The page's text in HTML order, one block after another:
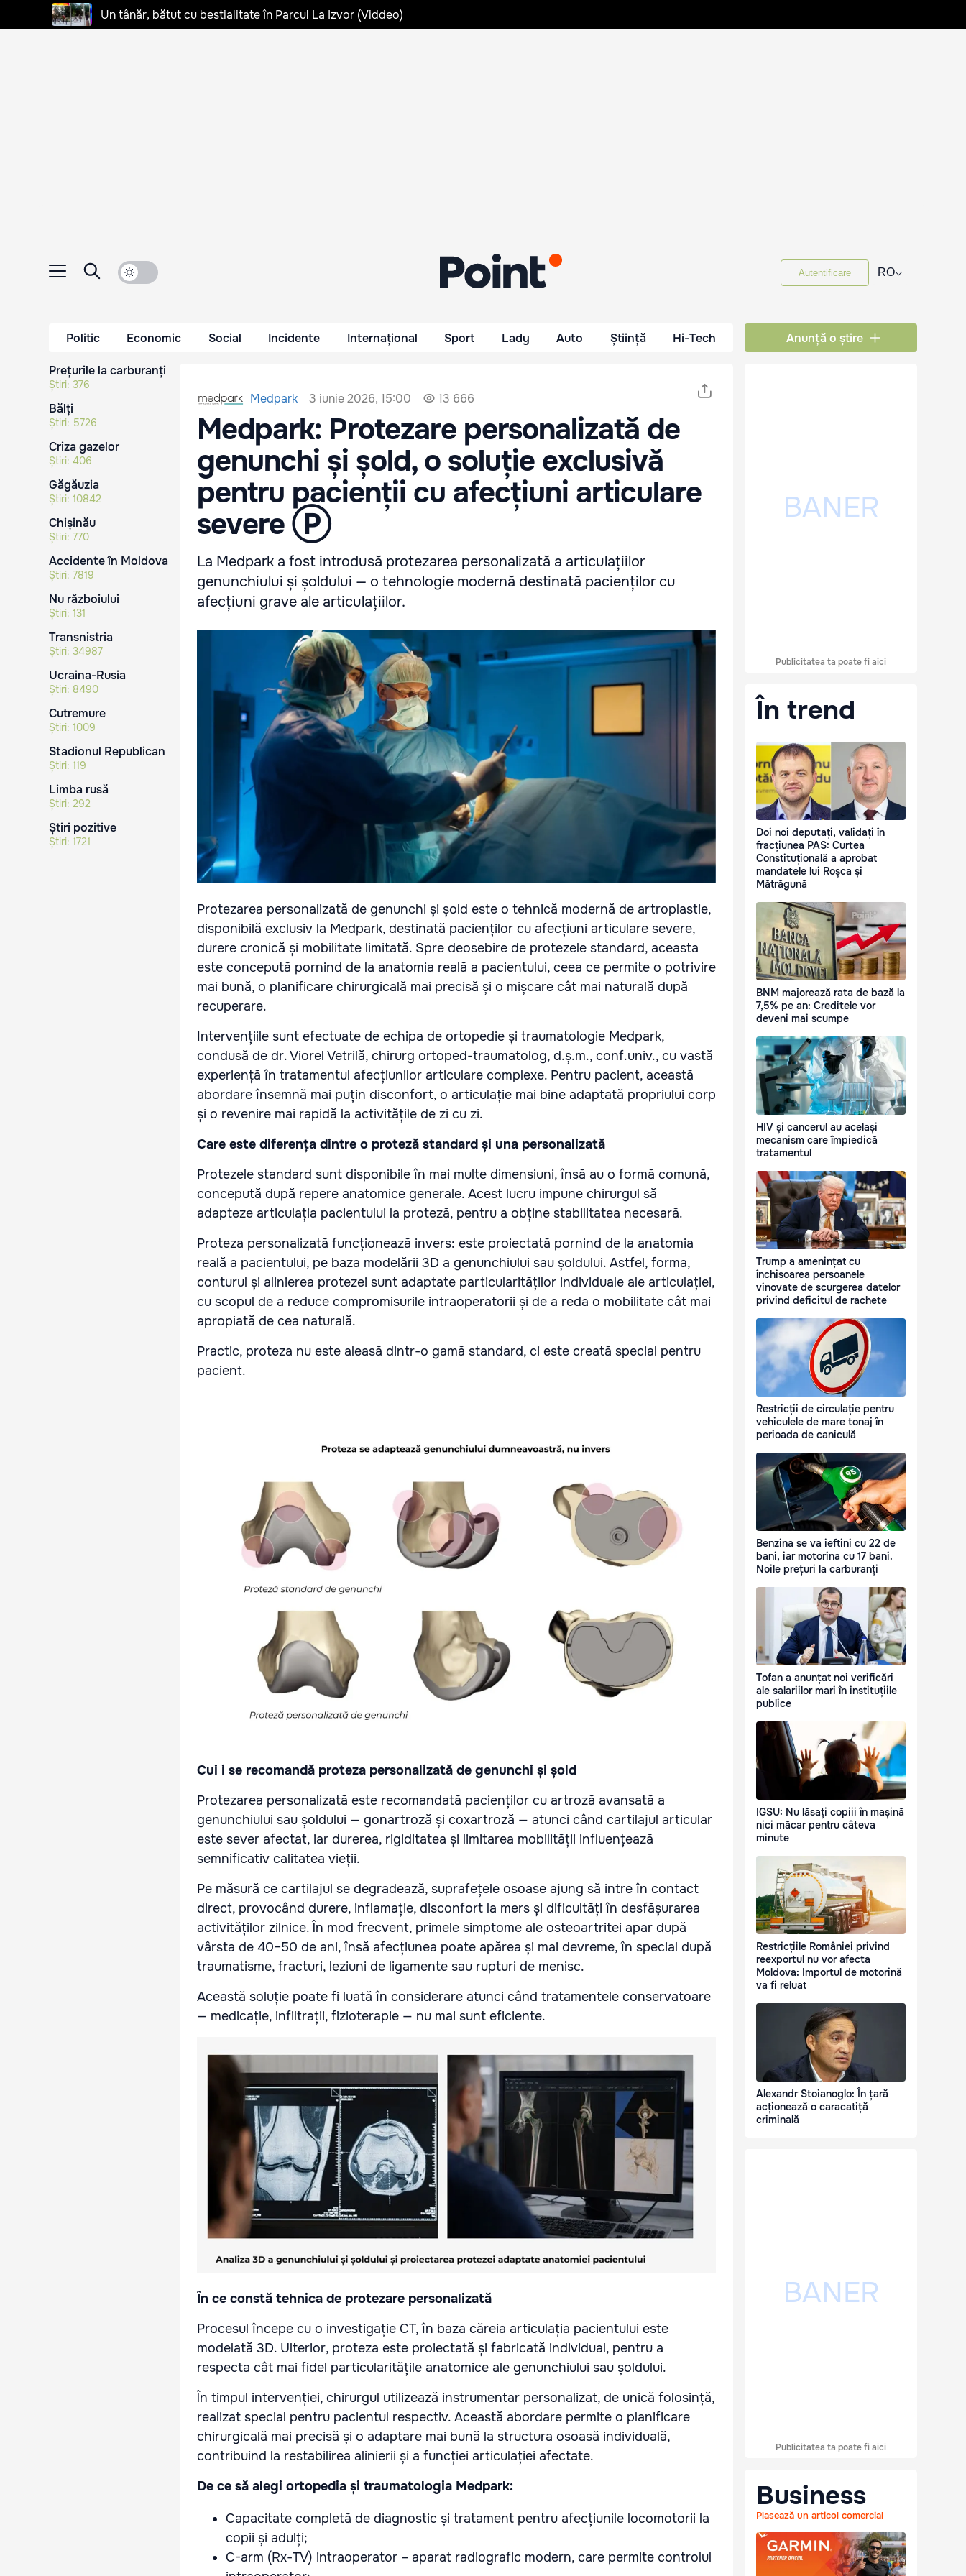
Un tânăr, bătut cu bestialitate în Parcul La Izvor (Viddeo)
Autentificare RO⌵
Politic Economic Social Incidente Internațional Sport Lady Auto Știință Hi-Tech Anunță o știre
Prețurile la carburanți
Știri: 376
Bălți
Știri: 5726
Criza gazelor
Știri: 406
Găgăuzia
Știri: 10842
Chișinău
Știri: 770
Accidente în Moldova
Știri: 7819
Nu războiului
Știri: 131
Transnistria
Știri: 34987
Ucraina-Rusia
Știri: 8490
Cutremure
Știri: 1009
Stadionul Republican
Știri: 119
Limba rusă
Știri: 292
Știri pozitive
Știri: 1721
Medpark 3 iunie 2026, 15:00 13 666
Medpark: Protezare personalizată de
genunchi și șold, o soluție exclusivă
pentru pacienții cu afecțiuni articulare
severe Ⓟ
La Medpark a fost introdusă protezarea personalizată a articulațiilor
genunchiului și șoldului — o tehnologie modernă destinată pacienților cu
afecțiuni grave ale articulațiilor.
Protezarea personalizată de genunchi și șold este o tehnică modernă de artroplastie,
disponibilă exclusiv la Medpark, destinată pacienților cu afecțiuni articulare severe,
durere cronică și mobilitate limitată. Spre deosebire de protezele standard, aceasta
este concepută pornind de la anatomia reală a pacientului, ceea ce permite o potrivire
mai bună, o planificare chirurgicală mai precisă și o mișcare cât mai naturală după
recuperare.
Intervențiile sunt efectuate de echipa de ortopedie și traumatologie Medpark,
condusă de dr. Viorel Vetrilă, chirurg ortoped-traumatolog, d.ș.m., conf.univ., cu vastă
experiență în tratamentul afecțiunilor articulare complexe. Pentru pacient, această
abordare însemnă mai puțin disconfort, o articulație mai bine adaptată propriului corp
și o revenire mai rapidă la activitățile de zi cu zi.
Care este diferența dintre o proteză standard și una personalizată
Protezele standard sunt disponibile în mai multe dimensiuni, însă au o formă comună,
concepută după repere anatomice generale. Acest lucru impune chirurgul să
adapteze articulația pacientului la proteză, pentru a obține stabilitatea necesară.
Proteza personalizată funcționează invers: este proiectată pornind de la anatomia
reală a pacientului, pe baza modelării 3D a genunchiului sau șoldului. Astfel, forma,
conturul și alinierea protezei sunt adaptate particularităților individuale ale articulației,
cu scopul de a reduce compromisurile intraoperatorii și de a reda o mobilitate cât mai
apropiată de cea naturală.
Practic, proteza nu este aleasă dintr-o gamă standard, ci este creată special pentru
pacient.
Cui i se recomandă proteza personalizată de genunchi și șold
Protezarea personalizată este recomandată pacienților cu artroză avansată a
genunchiului sau șoldului — gonartroză și coxartroză — atunci când cartilajul articular
este sever afectat, iar durerea, rigiditatea și limitarea mobilității influențează
semnificativ calitatea vieții.
Pe măsură ce cartilajul se degradează, suprafețele osoase ajung să intre în contact
direct, provocând durere, inflamație, disconfort la mers și dificultăți în desfășurarea
activităților zilnice. În mod frecvent, primele simptome ale osteoartritei apar după
vârsta de 40–50 de ani, însă afecțiunea poate apărea și mai devreme, în special după
traumatisme, fracturi, leziuni de ligamente sau rupturi de menisc.
Această soluție poate fi luată în considerare atunci când tratamentele conservatoare
— medicație, infiltrații, fizioterapie — nu mai sunt eficiente.
În ce constă tehnica de protezare personalizată
Procesul începe cu o investigație CT, în baza căreia articulația pacientului este
modelată 3D. Ulterior, proteza este proiectată și fabricată individual, pentru a
respecta cât mai fidel particularitățile anatomice ale genunchiului sau șoldului.
În timpul intervenției, chirurgul utilizează instrumentar personalizat, de unică folosință,
realizat special pentru pacientul respectiv. Această abordare permite o planificare
chirurgicală mai precisă și o adaptare mai bună la structura osoasă individuală,
contribuind la restabilirea alinierii și a funcției articulației afectate.
De ce să alegi ortopedia și traumatologia Medpark:
Capacitate completă de diagnostic și tratament pentru afecțiunile locomotorii la
copii și adulți;
C-arm (Rx-TV) intraoperator – aparat radiografic modern, care permite controlul
Publicitatea ta poate fi aici
În trend
Doi noi deputați, validați în
fracțiunea PAS: Curtea
Constituțională a aprobat
mandatele lui Roșca și
Mătrăgună
BNM majorează rata de bază la
7,5% pe an: Creditele vor
deveni mai scumpe
HIV și cancerul au același
mecanism care împiedică
tratamentul
Trump a amenințat cu
închisoarea persoanele
vinovate de scurgerea datelor
privind deficitul de rachete
Restricții de circulație pentru
vehiculele de mare tonaj în
perioada de caniculă
Benzina se va ieftini cu 22 de
bani, iar motorina cu 17 bani.
Noile prețuri la carburanți
Tofan a anunțat noi verificări
ale salariilor mari în instituțiile
publice
IGSU: Nu lăsați copiii în mașină
nici măcar pentru câteva
minute
Restricțiile României privind
reexportul nu vor afecta
Moldova: Importul de motorină
va fi reluat
Alexandr Stoianoglo: În țară
acționează o caracatiță
criminală
Publicitatea ta poate fi aici
Business
Plasează un articol comercial